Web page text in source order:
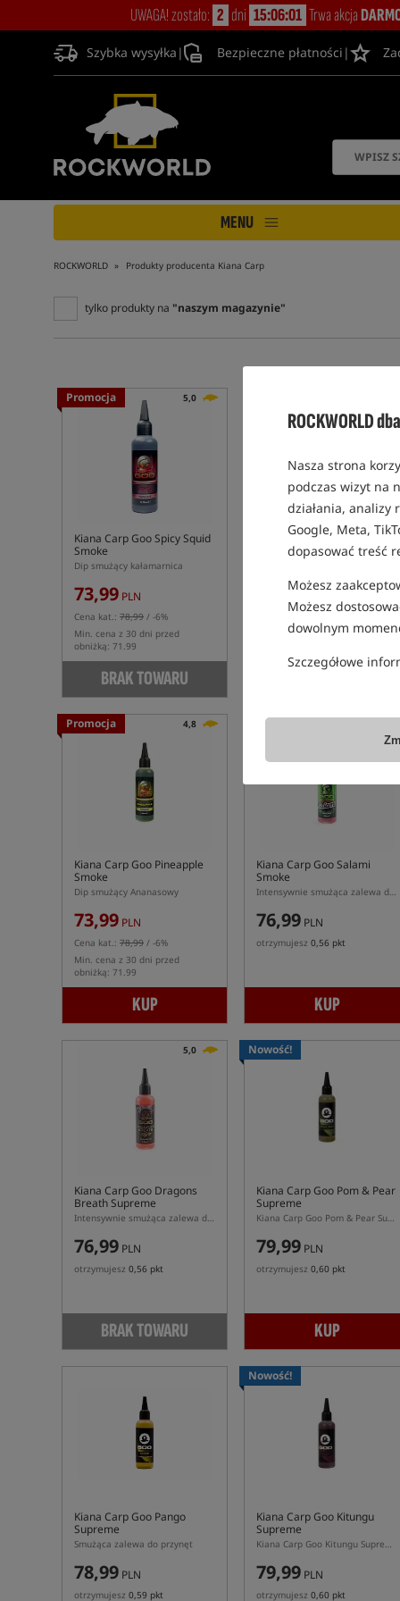
ROCKWORLD
Nasza strona
podczas wizyt na
działania,
Google, Meta,
dopasować treść
Możesz
Możesz
dowolnym
Szczegółowe
UWAGA! zostało: 2 dni 15:06:00 Trwa akcja
Szybka wysyłka | Bezpieczne płatności |
MENU
ROCKWORLD Produkty producenta Kiana Carp
tylko produkty na "naszym magazynie"
Promocja 5,0
Kiana Carp Goo Spicy Squid
Smoke
Dip smużący kałamarnica
73,99 PLN
Cena kat.: 78,99 / -6%
Min. cena z 30 dni przed
obniżką: 71.99
BRAK TOWARU
Kiana Carp Goo Pink
Almond Smoke
78,99
Promocja 4,8
Kiana Carp Goo Pineapple
Smoke
Dip smużący Ananasowy
73,99 PLN
Cena kat.: 78,99 / -6%
Min. cena z 30 dni przed
obniżką: 71.99
KUP
Kiana Carp Goo Salami
Smoke
Intensywnie smużąca zalewa do przynęt
76,99 PLN
otrzymujesz 0,56 pkt
KUP
5,0
Kiana Carp Goo Dragons
Breath Supreme
Intensywnie smużąca zalewa do przynęt
76,99 PLN
otrzymujesz 0,56 pkt
BRAK TOWARU
Nowość!
Kiana Carp Goo Pom & Pear
Supreme
Kiana Carp Goo Pom & Pear Supreme 115ml – żółta smużąca zalewa jabłko-gruszka do przynęt
79,99 PLN
otrzymujesz 0,60 pkt
KUP
Kiana Carp Goo Pango
Supreme
Smużąca zalewa do przynęt
78,99 PLN
otrzymujesz 0,59 pkt
Nowość!
Kiana Carp Goo Kitungu
Supreme
Kiana Carp Goo Kitungu Supreme 115ml – różowa zalewa cebula i szczypiorek do przynęt
79,99 PLN
otrzymujesz 0,60 pkt